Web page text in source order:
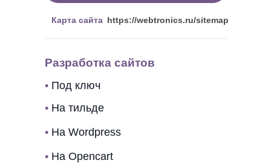
Карта сайта https://webtronics.ru/sitemap
Разработка сайтов
• Под ключ
• На Opencart
• На тильде
• На Wordpress